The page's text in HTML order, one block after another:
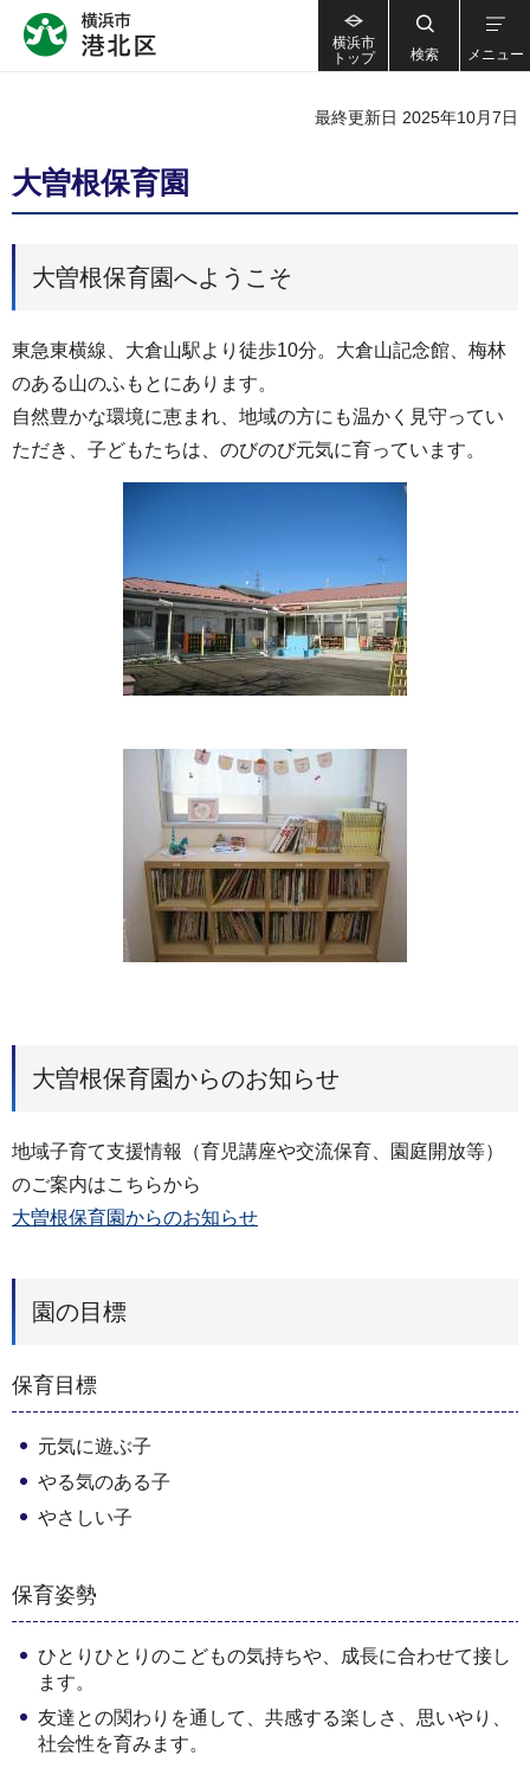
横浜市
トップ
検索 メニュー
最終更新日 2025年10月7日
大曽根保育園
大曽根保育園へようこそ
東急東横線、大倉山駅より徒歩10分。大倉山記念館、梅林
のある山のふもとにあります。
自然豊かな環境に恵まれ、地域の方にも温かく見守ってい
ただき、子どもたちは、のびのび元気に育っています。
大曽根保育園からのお知らせ
地域子育て支援情報（育児講座や交流保育、園庭開放等）
のご案内はこちらから
大曽根保育園からのお知らせ
園の目標
保育目標
元気に遊ぶ子
やる気のある子
やさしい子
保育姿勢
ひとりひとりのこどもの気持ちや、成長に合わせて接し
ます。
友達との関わりを通して、共感する楽しさ、思いやり、
社会性を育みます。